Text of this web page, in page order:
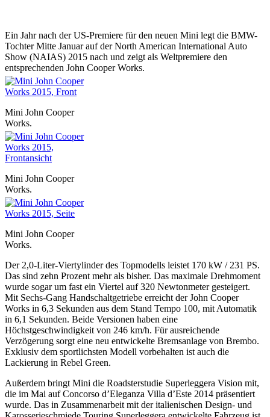
Ein Jahr nach der US-Premiere für den neuen Mini legt die BMW-
Tochter Mitte Januar auf der North American International Auto
Show (NAIAS) 2015 nach und zeigt als Weltpremiere den
entsprechenden John Cooper Works.
Mini John Cooper
Works.
Mini John Cooper
Works.
Mini John Cooper
Works.
Der 2,0-Liter-Viertylinder des Topmodells leistet 170 kW / 231 PS.
Das sind zehn Prozent mehr als bisher. Das maximale Drehmoment
wurde sogar um fast ein Viertel auf 320 Newtonmeter gesteigert.
Mit Sechs-Gang Handschaltgetriebe erreicht der John Cooper
Works in 6,3 Sekunden aus dem Stand Tempo 100, mit Automatik
in 6,1 Sekunden. Beide Versionen haben eine
Höchstgeschwindigkeit von 246 km/h. Für ausreichende
Verzögerung sorgt eine neu entwickelte Bremsanlage von Brembo.
Exklusiv dem sportlichsten Modell vorbehalten ist auch die
Lackierung in Rebel Green.
Außerdem bringt Mini die Roadsterstudie Superleggera Vision mit,
die im Mai auf Concorso d’Eleganza Villa d’Este 2014 präsentiert
wurde. Das in Zusammenarbeit mit der italienischen Design- und